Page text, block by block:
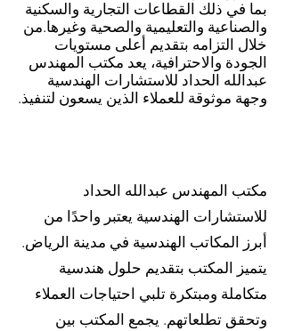
بما في ذلك القطاعات التجارية والسكنية
والصناعية والتعليمية والصحية وغيرها.من
خلال التزامه بتقديم أعلى مستويات
الجودة والاحترافية، يعد مكتب المهندس
عبدالله الحداد للاستشارات الهندسية
وجهة موثوقة للعملاء الذين يسعون لتنفيذ.
مكتب المهندس عبدالله الحداد
للاستشارات الهندسية يعتبر واحدًا من
أبرز المكاتب الهندسية في مدينة الرياض.
يتميز المكتب بتقديم حلول هندسية
متكاملة ومبتكرة تلبي احتياجات العملاء
وتحقق تطلعاتهم. يجمع المكتب بين